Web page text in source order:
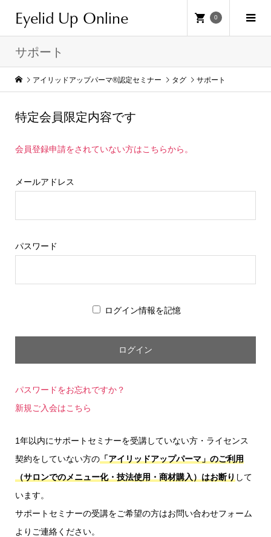
Eyelid Up Online 0
サポート
アイリッドアップパーマ®認定セミナー タグ サポート
特定会員限定内容です
会員登録申請をされていない方はこちらから。
メールアドレス
パスワード
ログイン情報を記憶
パスワードをお忘れですか？
新規ご入会はこちら
1年以内にサポートセミナーを受講していない方・ライセンス
契約をしていない方の「アイリッドアップパーマ」のご利用
（サロンでのメニュー化・技法使用・商材購入）はお断り して
います。
サポートセミナーの受講をご希望の方はお問い合わせフォーム
よりご連絡ください。